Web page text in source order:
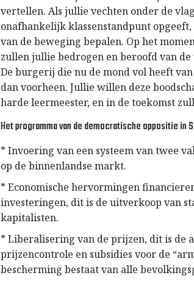
vertellen. Als jullie vechten onder de
onafhankelijk klassenstandpunt
van de beweging bepalen. Op het
zullen jullie bedrogen en beroofd van
De burgerij die nu de mond vol heeft
dan voorheen. Jullie willen deze
harde leermeester, en in de toekomst
Het programma van de democratische oppositie in
* Invoering van een systeem van twee
op de binnenlandse markt.
* Economische hervormingen
investeringen, dit is de uitverkoop van
kapitalisten.
* Liberalisering van de prijzen, dit is de
prijzencontrole en subsidies voor de
bescherming bestaat van alle